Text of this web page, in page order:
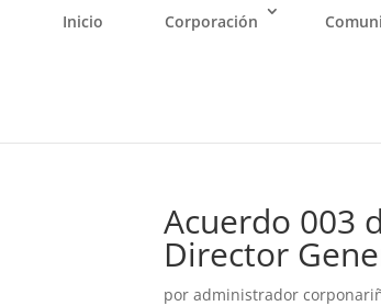
Inicio Corporación
Acuerdo 003
Director
poradministrador